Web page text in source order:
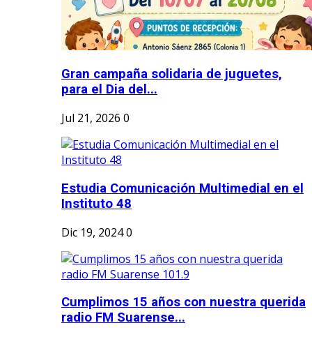
Gran campaña solidaria de juguetes,
para el Dia del...
Jul 21, 2026 0
Estudia Comunicación Multimedial en el
Instituto 48
Dic 19, 20240
Cumplimos 15 años con nuestra querida
radio FM Suarense...